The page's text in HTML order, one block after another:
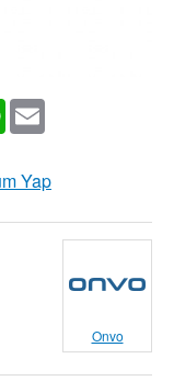
WhatsApp
Email
Yap
Onvo